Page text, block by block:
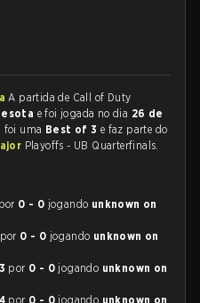
A partida de Call of Duty
e foi jogada no dia 26 de
foi uma Best of 3 e faz parte do
Playoffs - UB Quarterfinals.
por 0 - 0 jogando unknown on
por 0 - 0 jogando unknown on
por 0 - 0 jogando unknown on
por 0 - 0 jogando unknown on